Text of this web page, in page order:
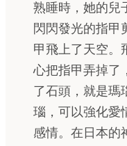
熟睡時，她的兒
閃閃發光的指甲
甲飛上了天空。
心把指甲弄掉了
了石頭，就是瑪
瑙，可以強化愛
感情。在日本的